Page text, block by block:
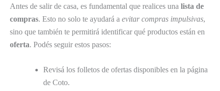
Antes de salir de casa, es fundamental que realices una lista de
compras. Esto no solo te ayudará a evitar compras impulsivas,
sino que también te permitirá identificar qué productos están en
oferta. Podés seguir estos pasos:
Revisá los folletos de ofertas disponibles en la página
de Coto.